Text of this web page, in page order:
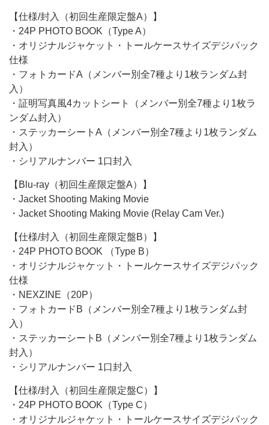
【仕様/封入（初回生産限定盤A）】
・24P PHOTO BOOK（Type A）
・オリジナルジャケット・トールケースサイズデジパック
仕様
・フォトカードA（メンバー別全7種より1枚ランダム封
入）
・証明写真風4カットシート（メンバー別全7種より1枚ラ
ンダム封入）
・ステッカーシートA（メンバー別全7種より1枚ランダム
封入）
・シリアルナンバー 1口封入
【Blu-ray（初回生産限定盤A）】
・Jacket Shooting Making Movie
・Jacket Shooting Making Movie (Relay Cam Ver.)
【仕様/封入（初回生産限定盤B）】
・24P PHOTO BOOK （Type B）
・オリジナルジャケット・トールケースサイズデジパック
仕様
・NEXZINE（20P）
・フォトカードB（メンバー別全7種より1枚ランダム封
入）
・ステッカーシートB（メンバー別全7種より1枚ランダム
封入）
・シリアルナンバー 1口封入
【仕様/封入（初回生産限定盤C）】
・24P PHOTO BOOK（Type C）
・オリジナルジャケット・トールケースサイズデジパック